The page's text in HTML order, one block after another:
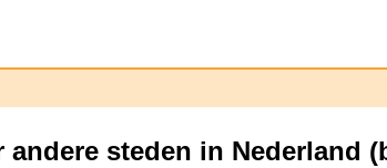
steden in Nederland